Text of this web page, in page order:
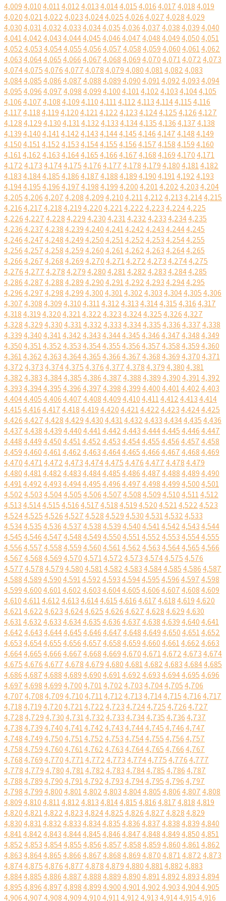
4,0094,0104,0114,0124,0134,0144,0154,0164,0174,0184,019
4,0204,0214,0224,0234,0244,0254,0264,0274,0284,029
4,0304,0314,0324,0334,0344,0354,0364,0374,0384,0394,040
4,0414,0424,0434,0444,0454,0464,0474,0484,0494,0504,051
4,0524,0534,0544,0554,0564,0574,0584,0594,0604,0614,062
4,0634,0644,0654,0664,0674,0684,0694,0704,0714,0724,073
4,0744,0754,0764,0774,0784,0794,0804,0814,0824,083
4,0844,0854,0864,0874,0884,0894,0904,0914,0924,0934,094
4,0954,0964,0974,0984,0994,1004,1014,1024,1034,1044,105
4,1064,1074,1084,1094,1104,1114,1124,1134,1144,1154,116
4,1174,1184,1194,1204,1214,1224,1234,1244,1254,1264,127
4,1284,1294,1304,1314,1324,1334,1344,1354,1364,1374,138
4,1394,1404,1414,1424,1434,1444,1454,1464,1474,1484,149
4,1504,1514,1524,1534,1544,1554,1564,1574,1584,1594,160
4,1614,1624,1634,1644,1654,1664,1674,1684,1694,1704,171
4,1724,1734,1744,1754,1764,1774,1784,1794,1804,1814,182
4,1834,1844,1854,1864,1874,1884,1894,1904,1914,1924,193
4,1944,1954,1964,1974,1984,1994,2004,2014,2024,2034,204
4,2054,2064,2074,2084,2094,2104,2114,2124,2134,2144,215
4,2164,2174,2184,2194,2204,2214,2224,2234,2244,225
4,2264,2274,2284,2294,2304,2314,2324,2334,2344,235
4,2364,2374,2384,2394,2404,2414,2424,2434,2444,245
4,2464,2474,2484,2494,2504,2514,2524,2534,2544,255
4,2564,2574,2584,2594,2604,2614,2624,2634,2644,265
4,2664,2674,2684,2694,2704,2714,2724,2734,2744,275
4,2764,2774,2784,2794,2804,2814,2824,2834,2844,285
4,2864,2874,2884,2894,2904,2914,2924,2934,2944,295
4,2964,2974,2984,2994,3004,3014,3024,3034,3044,3054,306
4,3074,3084,3094,3104,3114,3124,3134,3144,3154,3164,317
4,3184,3194,3204,3214,3224,3234,3244,3254,3264,327
4,3284,3294,3304,3314,3324,3334,3344,3354,3364,3374,338
4,3394,3404,3414,3424,3434,3444,3454,3464,3474,3484,349
4,3504,3514,3524,3534,3544,3554,3564,3574,3584,3594,360
4,3614,3624,3634,3644,3654,3664,3674,3684,3694,3704,371
4,3724,3734,3744,3754,3764,3774,3784,3794,3804,381
4,3824,3834,3844,3854,3864,3874,3884,3894,3904,3914,392
4,3934,3944,3954,3964,3974,3984,3994,4004,4014,4024,403
4,4044,4054,4064,4074,4084,4094,4104,4114,4124,4134,414
4,4154,4164,4174,4184,4194,4204,4214,4224,4234,4244,425
4,4264,4274,4284,4294,4304,4314,4324,4334,4344,4354,436
4,4374,4384,4394,4404,4414,4424,4434,4444,4454,4464,447
4,4484,4494,4504,4514,4524,4534,4544,4554,4564,4574,458
4,4594,4604,4614,4624,4634,4644,4654,4664,4674,4684,469
4,4704,4714,4724,4734,4744,4754,4764,4774,4784,479
4,4804,4814,4824,4834,4844,4854,4864,4874,4884,4894,490
4,4914,4924,4934,4944,4954,4964,4974,4984,4994,5004,501
4,5024,5034,5044,5054,5064,5074,5084,5094,5104,5114,512
4,5134,5144,5154,5164,5174,5184,5194,5204,5214,5224,523
4,5244,5254,5264,5274,5284,5294,5304,5314,5324,533
4,5344,5354,5364,5374,5384,5394,5404,5414,5424,5434,544
4,5454,5464,5474,5484,5494,5504,5514,5524,5534,5544,555
4,5564,5574,5584,5594,5604,5614,5624,5634,5644,5654,566
4,5674,5684,5694,5704,5714,5724,5734,5744,5754,576
4,5774,5784,5794,5804,5814,5824,5834,5844,5854,5864,587
4,5884,5894,5904,5914,5924,5934,5944,5954,5964,5974,598
4,5994,6004,6014,6024,6034,6044,6054,6064,6074,6084,609
4,6104,6114,6124,6134,6144,6154,6164,6174,6184,6194,620
4,6214,6224,6234,6244,6254,6264,6274,6284,6294,630
4,6314,6324,6334,6344,6354,6364,6374,6384,6394,6404,641
4,6424,6434,6444,6454,6464,6474,6484,6494,6504,6514,652
4,6534,6544,6554,6564,6574,6584,6594,6604,6614,6624,663
4,6644,6654,6664,6674,6684,6694,6704,6714,6724,6734,674
4,6754,6764,6774,6784,6794,6804,6814,6824,6834,6844,685
4,6864,6874,6884,6894,6904,6914,6924,6934,6944,6954,696
4,6974,6984,6994,7004,7014,7024,7034,7044,7054,706
4,7074,7084,7094,7104,7114,7124,7134,7144,7154,7164,717
4,7184,7194,7204,7214,7224,7234,7244,7254,7264,727
4,7284,7294,7304,7314,7324,7334,7344,7354,7364,737
4,7384,7394,7404,7414,7424,7434,7444,7454,7464,747
4,7484,7494,7504,7514,7524,7534,7544,7554,7564,757
4,7584,7594,7604,7614,7624,7634,7644,7654,7664,767
4,7684,7694,7704,7714,7724,7734,7744,7754,7764,777
4,7784,7794,7804,7814,7824,7834,7844,7854,7864,787
4,7884,7894,7904,7914,7924,7934,7944,7954,7964,797
4,7984,7994,8004,8014,8024,8034,8044,8054,8064,8074,808
4,8094,8104,8114,8124,8134,8144,8154,8164,8174,8184,819
4,8204,8214,8224,8234,8244,8254,8264,8274,8284,829
4,8304,8314,8324,8334,8344,8354,8364,8374,8384,8394,840
4,8414,8424,8434,8444,8454,8464,8474,8484,8494,8504,851
4,8524,8534,8544,8554,8564,8574,8584,8594,8604,8614,862
4,8634,8644,8654,8664,8674,8684,8694,8704,8714,8724,873
4,8744,8754,8764,8774,8784,8794,8804,8814,8824,883
4,8844,8854,8864,8874,8884,8894,8904,8914,8924,8934,894
4,8954,8964,8974,8984,8994,9004,9014,9024,9034,9044,905
4,9064,9074,9084,9094,9104,9114,9124,9134,9144,9154,916